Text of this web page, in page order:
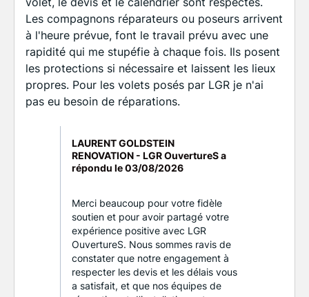
Les compagnons réparateurs ou poseurs arrivent
à l'heure prévue, font le travail prévu avec une
rapidité qui me stupéfie à chaque fois. Ils posent
les protections si nécessaire et laissent les lieux
propres. Pour les volets posés par LGR je n'ai
pas eu besoin de réparations.
LAURENT GOLDSTEIN
RENOVATION - LGR OuvertureS a
répondu le03/08/2026
Merci beaucoup pour votre fidèle
soutien et pour avoir partagé votre
expérience positive avec LGR
OuvertureS. Nous sommes ravis de
constater que notre engagement à
respecter les devis et les délais vous
a satisfait, et que nos équipes de